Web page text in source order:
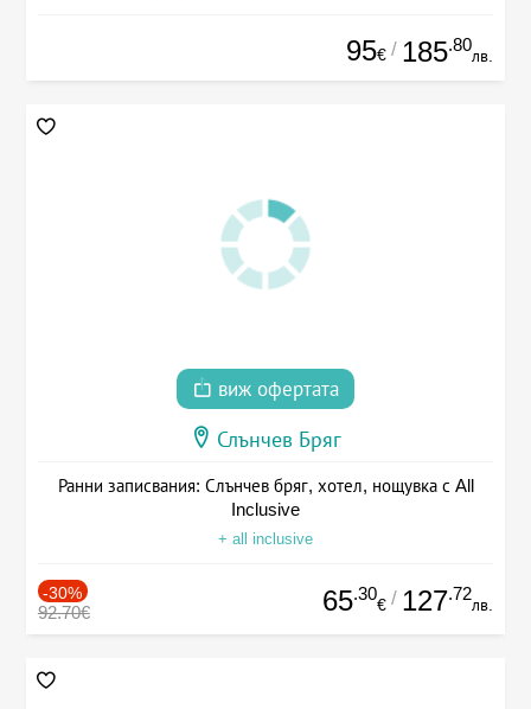
95€ / 185.80
лв.
виж офертата
Слънчев Бряг
Ранни записвания: Слънчев бряг, хотел, нощувка с All
Inclusive
+ all inclusive
-30%
92.70€ 65.30
€ / 127.72
лв.